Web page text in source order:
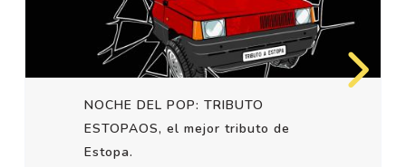
NOCHE DEL POP: TRIBUTO
ESTOPAOS, el mejor tributo de
Estopa.